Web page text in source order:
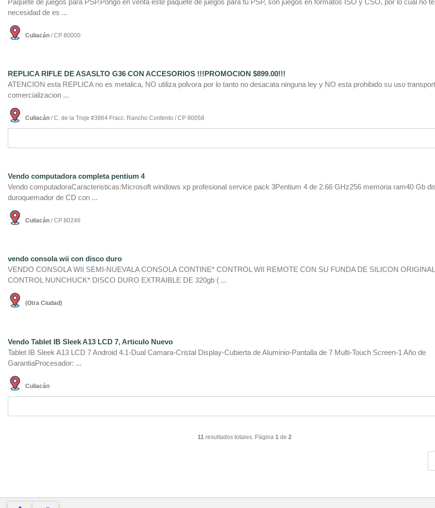
necesidad de es ...
Culiacán / CP 80000
REPLICA RIFLE DE ASASLTO G36 CON ACCESORIOS !!!PROMOCION $899.00!!!
ATENCION esta REPLICA no es metalica, NO utiliza polvora por lo tanto no desacata ninguna ley y NO esta prohibido su uso
comercializacion ...
Culiacán / C. de la Troje #3864 Fracc. Rancho Contento / CP 80058
Vendo computadora completa pentium 4
Vendo computadoraCaracteristicas:Microsoft windows xp profesional service pack 3Pentium 4 de 2.66 GHz256 memoria ram40 Gb
duroquemador de CD con ...
Culiacán / CP 80246
vendo consola wii con disco duro
VENDO CONSOLA WII SEMI-NUEVALA CONSOLA CONTINE* CONTROL WII REMOTE CON SU FUNDA DE SILICON
CONTROL NUNCHUCK* DISCO DURO EXTRAIBLE DE 320gb ( ...
(Otra Ciudad)
Vendo Tablet IB Sleek A13 LCD 7, Articulo Nuevo
Tablet IB Sleek A13 LCD 7 Android 4.1-Dual Camara-Cristal Display-Cubierta de Aluminio-Pantalla de 7 Multi-Touch Screen-1 Año de
GarantiaProcesador: ...
Culiacán
11resultados totales. Página 1de 2